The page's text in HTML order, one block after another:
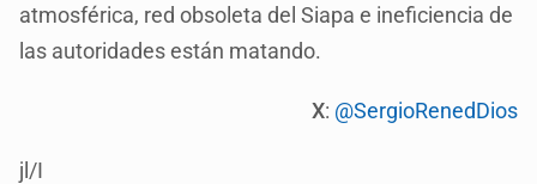
atmosférica, red obsoleta del Siapa e ineficiencia de
las autoridades están matando.
X: @SergioRenedDios
jl/I